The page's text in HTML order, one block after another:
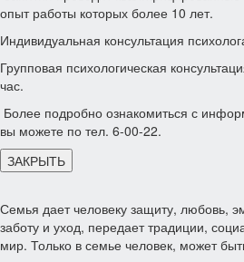
опыт работы которых более 10 лет.
Индивидуальная консультация
Групповая психологическая
час.
Более подробно ознакомиться с
вы можете по тел. 6-00-22.
ЗАКРЫТЬ
Семья дает человеку защиту, любовь,
заботу и уход, передает традиции,
мир. Только в семье человек, может